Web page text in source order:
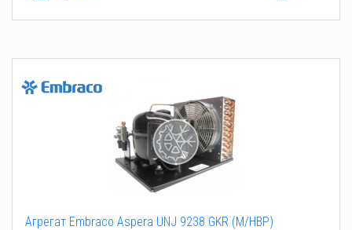
Агрегат Embraco Aspera UNJ 9238 GKR (M/HBP)